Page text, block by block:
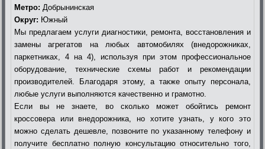
Метро: Добрынинская
Округ: Южный
Мы предлагаем услуги диагностики, ремонта, восстановления и
замены агрегатов на любых автомобилях (внедорожниках,
паркетниках, 4 на 4), используя при этом профессиональное
оборудование, технические схемы работ и рекомендации
производителей. Благодаря этому, а также опыту персонала,
любые услуги выполняются качественно и грамотно.
Если вы не знаете, во сколько может обойтись ремонт
кроссовера или внедорожника, но хотите узнать, у кого это
можно сделать дешевле, позвоните по указанному телефону и
получите бесплатно полную консультацию относительно того,